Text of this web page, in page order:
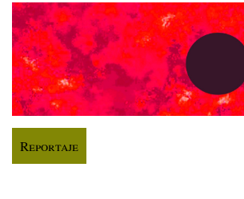
Reportaje